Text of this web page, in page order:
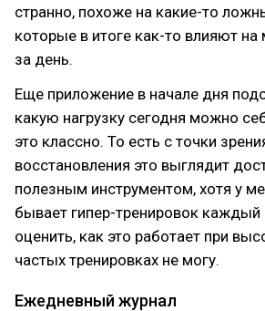
странно, похоже на какие-то
которые в итоге как-то влияют на
за день.
Еще приложение в начале дня
какую нагрузку сегодня можно
это классно. То есть с точки
восстановления это выглядит
полезным инструментом, хотя у
бывает гипер-тренировок каждый
оценить, как это работает при
частых тренировках не могу.
Ежедневный журнал